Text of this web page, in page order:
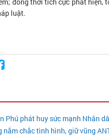
luật.
Phú phát huy sức mạnh Nhân
nắm chắc tình hình, giữ vũng